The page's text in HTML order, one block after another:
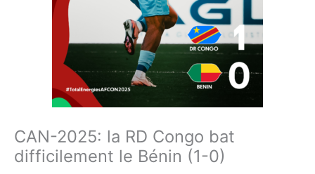
CAN-2025: la RD Congo bat
difficilement le Bénin (1-0)